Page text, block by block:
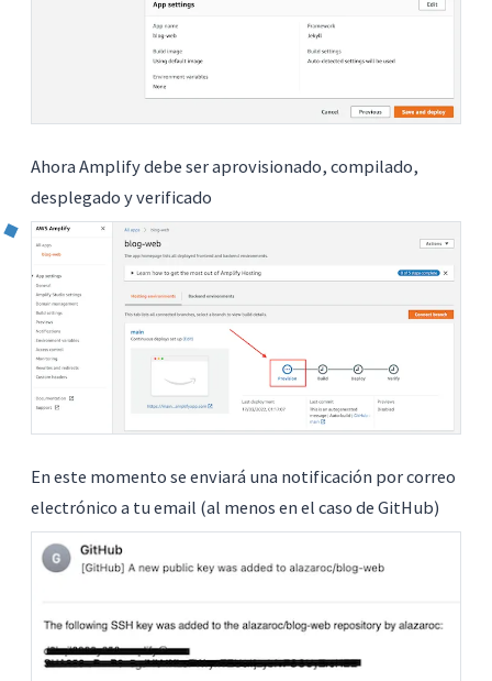
Ahora Amplify debe ser aprovisionado, compilado,
desplegado y verificado
En este momento se enviará una notificación por correo
electrónico a tu email (al menos en el caso de GitHub)